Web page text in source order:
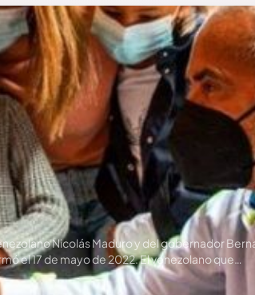
Nicolás Maduro y del gobernador
el 17 de mayo de 2022. El venezolano que…